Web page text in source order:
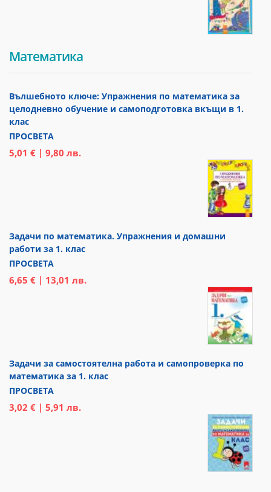
Математика
Вълшебното ключе: Упражнения по математика за
целодневно обучение и самоподготовка вкъщи в 1.
клас
ПРОСВЕТА
5,01 € | 9,80 лв.
Задачи по математика. Упражнения и домашни
работи за 1. клас
ПРОСВЕТА
6,65 € | 13,01 лв.
Задачи за самостоятелна работа и самопроверка по
математика за 1. клас
ПРОСВЕТА
3,02 € | 5,91 лв.